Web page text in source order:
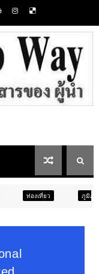
ภูมิภาค สังคม